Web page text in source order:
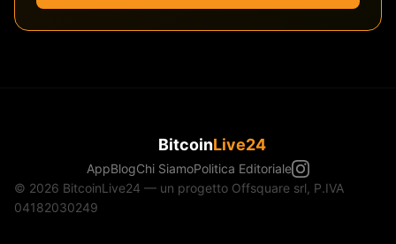
BitcoinLive24
AppBlogChi SiamoPolitica Editoriale
© 2026 BitcoinLive24 — un progetto Offsquare srl, P.IVA
04182030249